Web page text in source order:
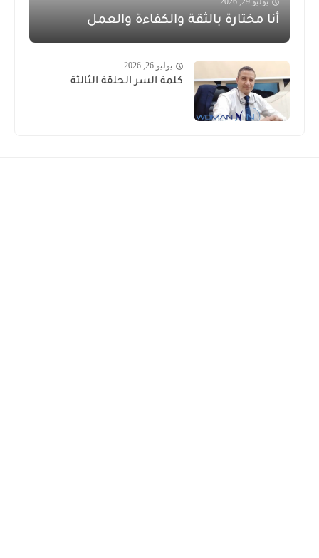
أنا مختارة بالثقة والكفاءة والعمل
يوليو 26, 2026
كلمة السر الحلقة الثالثة